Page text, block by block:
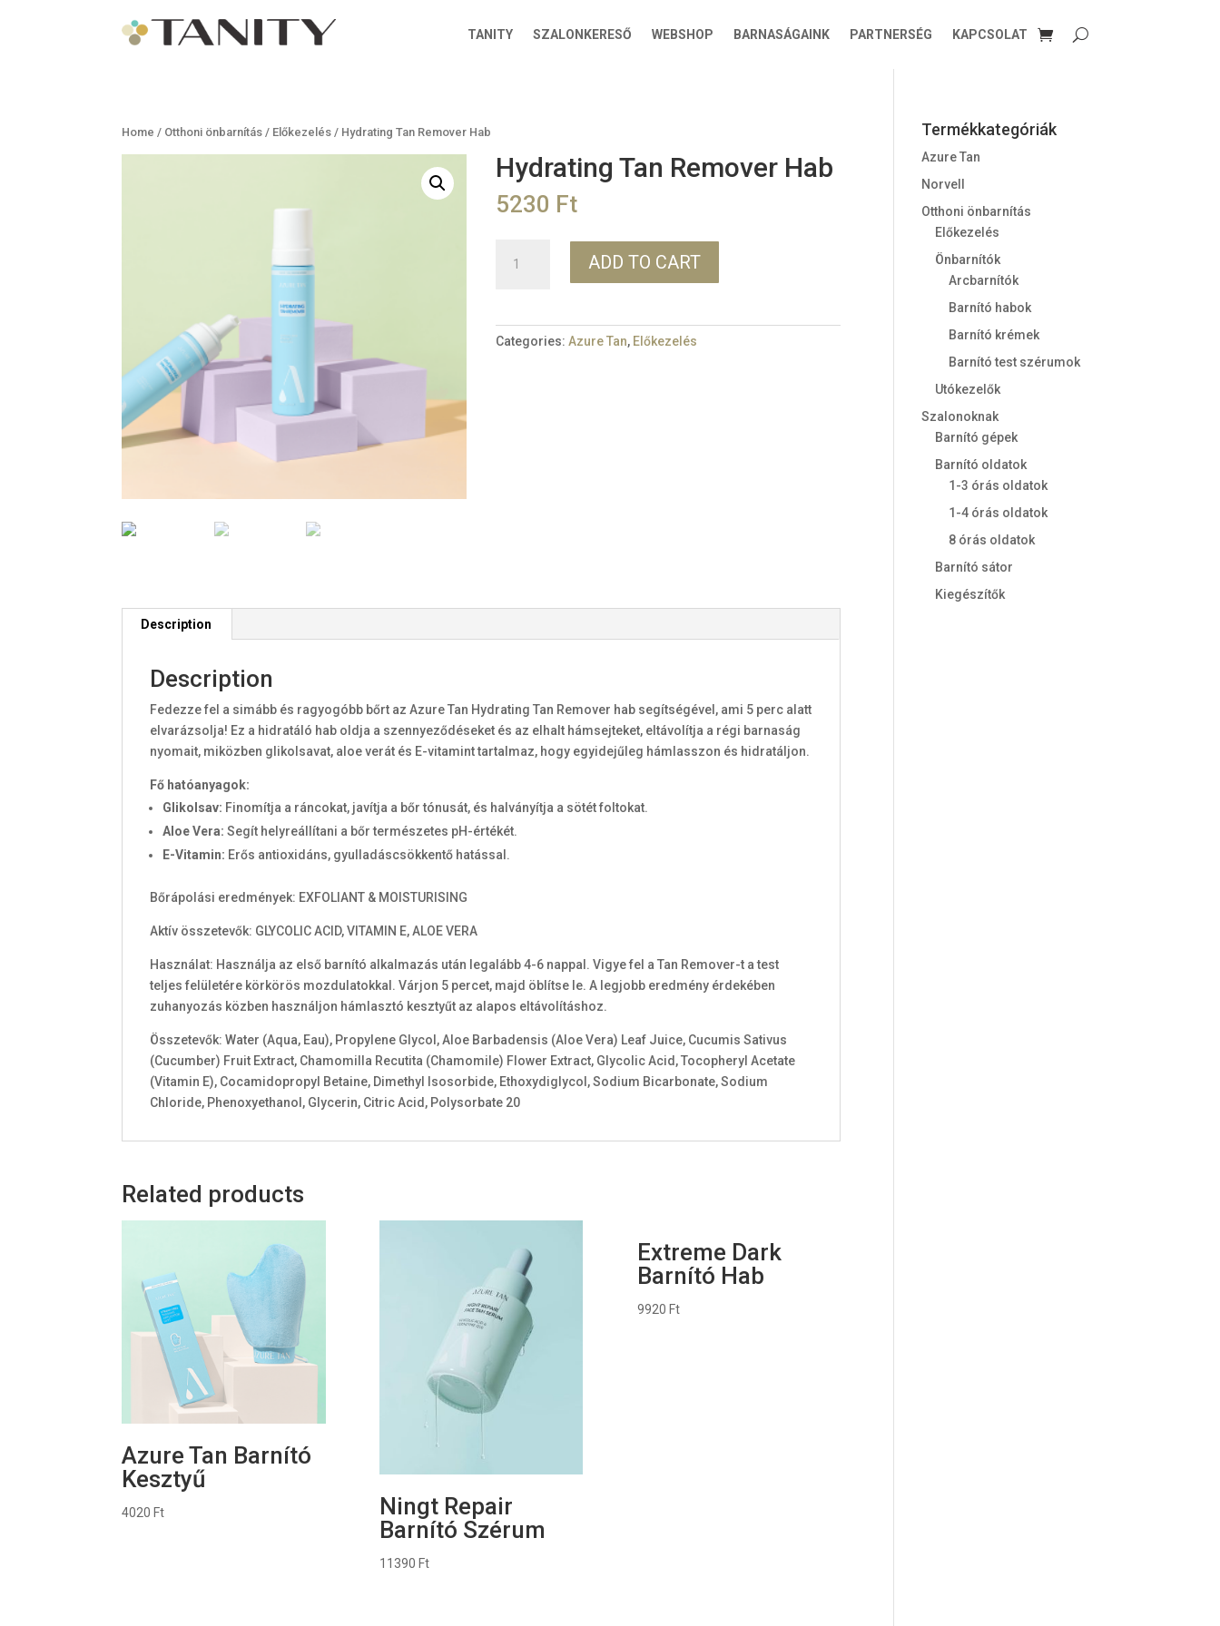
TANITY SZALONKERESŐ WEBSHOP BARNASÁGAINK PARTNERSÉG KAPCSOLAT
Home / Otthoni önbarnítás / Előkezelés / Hydrating Tan Remover Hab
Hydrating Tan Remover Hab
5230 Ft
ADD TO CART
Categories:Azure Tan, Előkezelés
Description
Description
Fedezze fel a simább és ragyogóbb bőrt az Azure Tan Hydrating Tan Remover hab segítségével, ami 5 perc alatt
elvarázsolja! Ez a hidratáló hab oldja a szennyeződéseket és az elhalt hámsejteket, eltávolítja a régi barnaság
nyomait, miközben glikolsavat, aloe verát és E-vitamint tartalmaz, hogy egyidejűleg hámlasszon és hidratáljon.
Fő hatóanyagok:
Glikolsav: Finomítja a ráncokat, javítja a bőr tónusát, és halványítja a sötét foltokat.
Aloe Vera: Segít helyreállítani a bőr természetes pH-értékét.
E-Vitamin: Erős antioxidáns, gyulladáscsökkentő hatással.
Bőrápolási eredmények: EXFOLIANT & MOISTURISING
Aktív összetevők: GLYCOLIC ACID, VITAMIN E, ALOE VERA
Használat: Használja az első barnító alkalmazás után legalább 4-6 nappal. Vigye fel a Tan Remover-t a test
teljes felületére körkörös mozdulatokkal. Várjon 5 percet, majd öblítse le. A legjobb eredmény érdekében
zuhanyozás közben használjon hámlasztó kesztyűt az alapos eltávolításhoz.
Összetevők: Water (Aqua, Eau), Propylene Glycol, Aloe Barbadensis (Aloe Vera) Leaf Juice, Cucumis Sativus
(Cucumber) Fruit Extract, Chamomilla Recutita (Chamomile) Flower Extract, Glycolic Acid, Tocopheryl Acetate
(Vitamin E), Cocamidopropyl Betaine, Dimethyl Isosorbide, Ethoxydiglycol, Sodium Bicarbonate, Sodium
Chloride, Phenoxyethanol, Glycerin, Citric Acid, Polysorbate 20
Related products
Azure Tan Barnító
Kesztyű
4020 Ft
Ningt Repair
Barnító Szérum
11390 Ft
Extreme Dark
Barnító Hab
9920 Ft
Termékkategóriák
Azure Tan
Norvell
Otthoni önbarnítás
Előkezelés
Önbarnítók
Arcbarnítók
Barnító habok
Barnító krémek
Barnító test szérumok
Utókezelők
Szalonoknak
Barnító gépek
Barnító oldatok
1-3 órás oldatok
1-4 órás oldatok
8 órás oldatok
Barnító sátor
Kiegészítők